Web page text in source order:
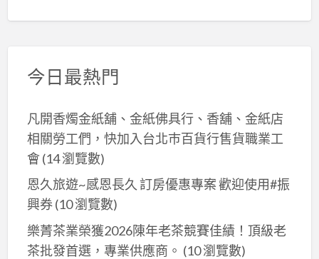
今日最熱門
凡開香燭金紙舖、金紙佛具行、香舖、金紙店
相關勞工們，快加入台北巿百貨行售貨職業工
會 (14 瀏覽數)
恩久旅遊~感恩長久 訂房優惠專案 歡迎使用#振
興券(10 瀏覽數)
樂菁茶業榮獲2026陳年老茶競賽佳績！頂級老
茶批發首選，專業供應商。 (10 瀏覽數)